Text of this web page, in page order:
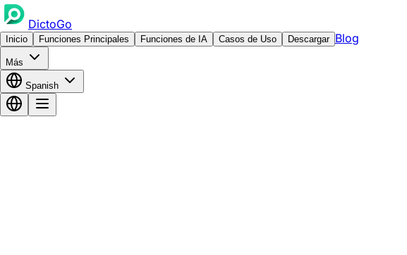
DictoGo
Inicio Funciones Principales Funciones de IA Casos de Uso Descargar Blog
Más
Spanish